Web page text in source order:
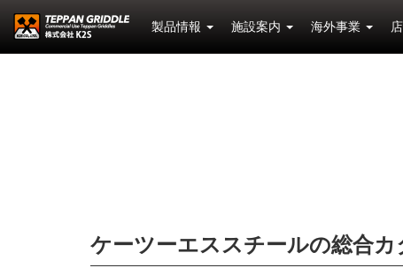
製品情報 施設案内 海外事業
ケーツーエススチールの総合